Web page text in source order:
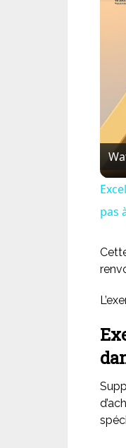
pas